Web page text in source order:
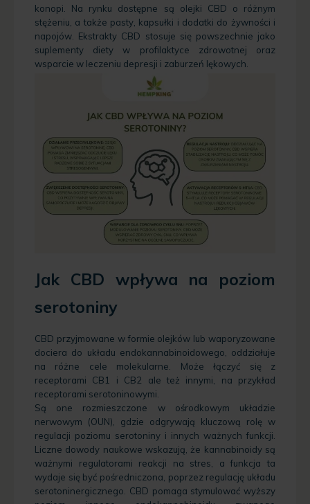
konopi. Na rynku dostępne są olejki CBD o różnym
stężeniu, a także pasty, kapsułki i dodatki do żywności i
napojów. Ekstrakty CBD stosuje się powszechnie jako
suplementy diety w profilaktyce zdrowotnej oraz
wsparcie w leczeniu depresji i zaburzeń lękowych.
Jak CBD wpływa na poziom
serotoniny
CBD przyjmowane w formie olejków lub waporyzowane
dociera do układu endokannabinoidowego, oddziałuje
na różne cele molekularne. Może łączyć się z
receptorami CB1 i CB2 ale też innymi, na przykład
receptorami serotoninowymi.
Są one rozmieszczone w ośrodkowym układzie
nerwowym (OUN), gdzie odgrywają kluczową rolę w
regulacji poziomu serotoniny i innych ważnych funkcji.
Liczne dowody naukowe wskazują, że kannabinoidy są
ważnymi regulatorami reakcji na stres, a funkcja ta
wydaje się być pośredniczona, poprzez regulację układu
serotoninergicznego. CBD pomaga stymulować wyższy